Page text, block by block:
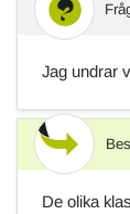
Jag undrar
Svar
De olika